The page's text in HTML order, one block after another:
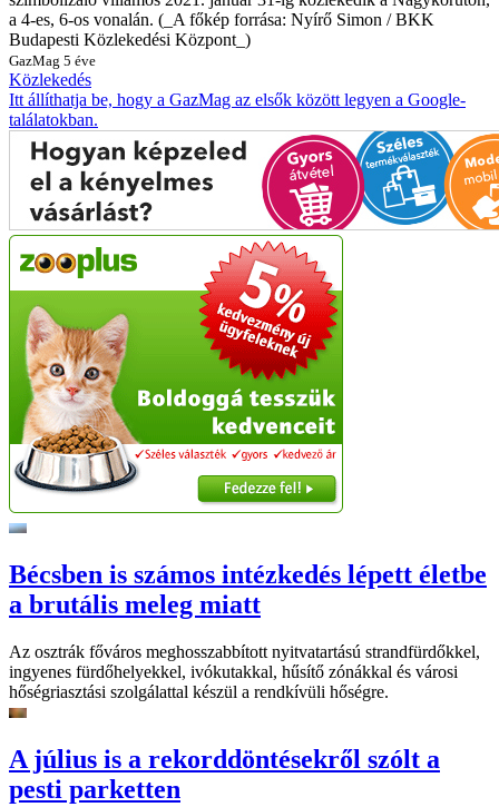
a 4-es, 6-os vonalán. (_A főkép forrása: Nyírő Simon / BKK
Budapesti Közlekedési Központ_)
GazMag 5 éve
Közlekedés
Itt állíthatja be, hogy a GazMag az elsők között legyen a Google-
találatokban.
Bécsben is számos intézkedés lépett életbe
a brutális meleg miatt
Az osztrák főváros meghosszabbított nyitvatartású strandfürdőkkel,
ingyenes fürdőhelyekkel, ivókutakkal, hűsítő zónákkal és városi
hőségriasztási szolgálattal készül a rendkívüli hőségre.
A július is a rekorddöntésekről szólt a
pesti parketten